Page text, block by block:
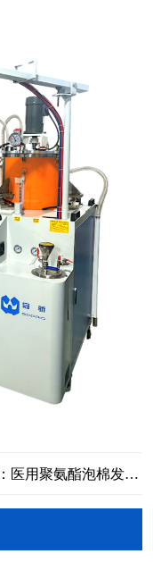
下一篇：医用聚氨酯泡棉发泡机